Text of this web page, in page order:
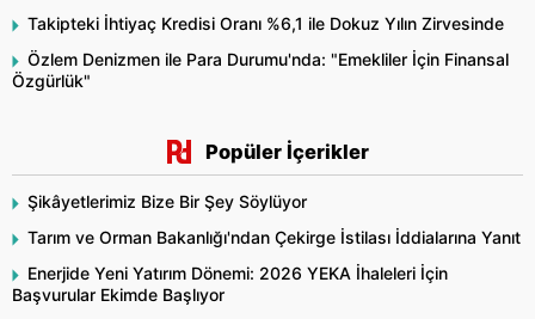
Takipteki İhtiyaç Kredisi Oranı %6,1 ile Dokuz Yılın Zirvesinde
Özlem Denizmen ile Para Durumu'nda: "Emekliler İçin Finansal
Özgürlük"
Popüler İçerikler
Şikâyetlerimiz Bize Bir Şey Söylüyor
Tarım ve Orman Bakanlığı'ndan Çekirge İstilası İddialarına Yanıt
Enerjide Yeni Yatırım Dönemi: 2026 YEKA İhaleleri İçin
Başvurular Ekimde Başlıyor